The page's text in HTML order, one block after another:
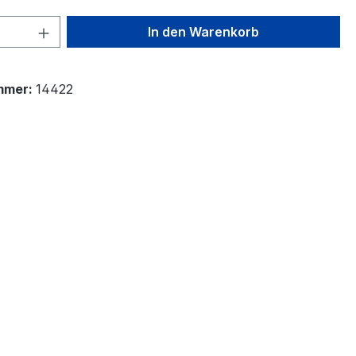
Anzahl: Gib den gewünschten Wert
In den Warenkorb
14422